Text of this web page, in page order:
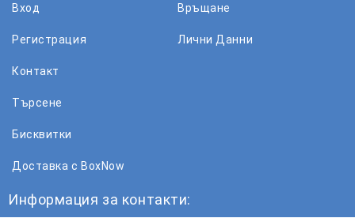
Вход
Регистрация
Връщане
Лични Данни
Контакт
Търсене
Бисквитки
Доставка с BoxNow
Информация за контакти: